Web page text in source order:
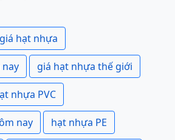
giá hạt nhựa
giá hạt nhựa thế giới
nhựa PVC
nay hạt nhựa PE